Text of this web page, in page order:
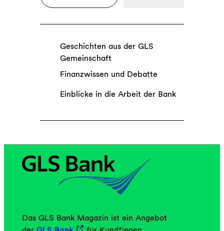
Geschichten aus der GLS
Gemeinschaft
Finanzwissen und Debatte
Einblicke in die Arbeit der Bank
Das GLS Bank Magazin ist ein Angebot